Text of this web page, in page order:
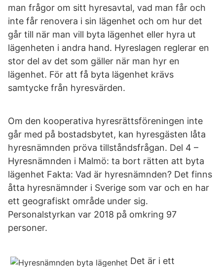
man frågor om sitt hyresavtal, vad man får och
inte får renovera i sin lägenhet och om hur det
går till när man vill byta lägenhet eller hyra ut
lägenheten i andra hand. Hyreslagen reglerar en
stor del av det som gäller när man hyr en
lägenhet. För att få byta lägenhet krävs
samtycke från hyresvärden.
Om den kooperativa hyresrättsföreningen inte
går med på bostadsbytet, kan hyresgästen låta
hyresnämnden pröva tillståndsfrågan. Del 4 –
Hyresnämnden i Malmö: ta bort rätten att byta
lägenhet Fakta: Vad är hyresnämnden? Det finns
åtta hyresnämnder i Sverige som var och en har
ett geografiskt område under sig.
Personalstyrkan var 2018 på omkring 97
personer.
Det är i ett